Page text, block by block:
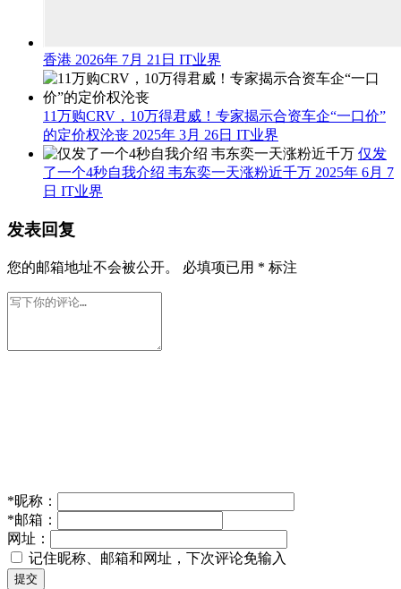
香港 2026年 7月 21日 IT业界
11万购CRV，10万得君威！专家揭示合资车企“一口价”
的定价权沦丧 2025年 3月 26日 IT业界
仅发
了一个4秒自我介绍 韦东奕一天涨粉近千万 2025年 6月 7
日 IT业界
发表回复
您的邮箱地址不会被公开。 必填项已用 * 标注
*昵称：
*邮箱：
网址：
记住昵称、邮箱和网址，下次评论免输入
提交